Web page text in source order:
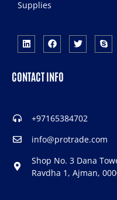
Supplies
CONTACT INFO
+97165384702
info@protrade.com
Shop No. 3 Dana
Ravdha 1, Ajman,